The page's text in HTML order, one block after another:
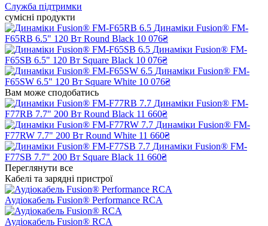
Служба підтримки
сумісні продукти
Динаміки Fusion® FM-
F65RB 6.5" 120 Вт Round Black 10 076₴
Динаміки Fusion® FM-
F65SB 6.5" 120 Вт Square Black 10 076₴
Динаміки Fusion® FM-
F65SW 6.5" 120 Вт Square White 10 076₴
Вам може сподобатись
Динаміки Fusion® FM-
F77RB 7.7" 200 Вт Round Black 11 660₴
Динаміки Fusion® FM-
F77RW 7.7" 200 Вт Round White 11 660₴
Динаміки Fusion® FM-
F77SB 7.7" 200 Вт Square Black 11 660₴
Переглянути все
Кабелі та зарядні пристрої
Аудіокабель Fusion® Performance RCA
Аудіокабель Fusion® RCA